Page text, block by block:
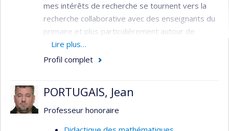
mes intérêts de recherche se tournent vers la
recherche collaborative avec des enseignants du
primaire et plus particulièrement autour de
l'enseignement des mathématiques.
Intérêts de recherche:
préscolaire et au primaire
Mathématiques et classe d’accueil
Mathématiques et déficience intellectuelle
Lire plus…
Profil complet
PORTUGAIS, Jean
Professeur honoraire